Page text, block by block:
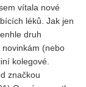
vítala nové
léků. Jak jen
druh
(nebo
kolegové.
značkou